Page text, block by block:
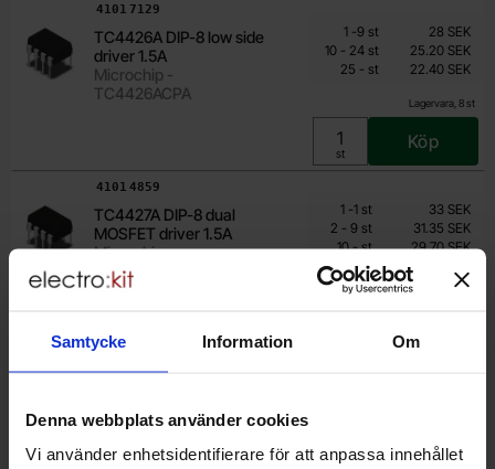
Samtycke Information Om
Denna webbplats använder cookies
Vi använder enhetsidentifierare för att anpassa innehållet
TC4426A DIP-8 low side
driver 1.5A
Microchip -
TC4426ACPA
Art. nr
4101 7129
Lagervara, 8 st
Från
22.40 SEK
Inklusive 25% moms
Enhet:
st
Köp
Mängdrabatt
Pris /st
1 -till
9 st
28 SEK
10 - till
24 st
25.20 SEK
25 - till
st 22.40 SEK
TC4427A DIP-8 dual
MOSFET driver 1.5A
Microchip -
TC4427AEPA
Art. nr
4101 4859
Lagervara, 59 st
Från
29.70 SEK
Inklusive 25% moms
Mängdrabatt
AntalPris /st
1 -till
1 st
33 SEK
2 - till
9 st
31.35 SEK
10 -tillst 29.70 SEK
MOSFET driver
Microchip -
TC4469CPD
Lagervara, 27 st